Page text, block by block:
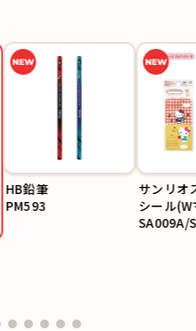
HB鉛筆
PM593
サンリオ
シール(W
SA009A/